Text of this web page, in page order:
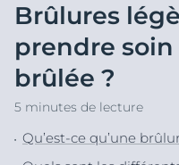
Brûlures
prendre
brûlée ?
5 minutes de lecture
Qu’est-ce qu’une